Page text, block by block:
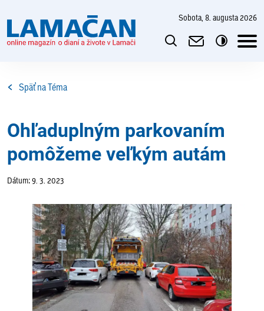
sobota, 8. augusta 2026
Späť na Téma
Ohľaduplným parkovaním
pomôžeme veľkým autám
Dátum: 9. 3. 2023